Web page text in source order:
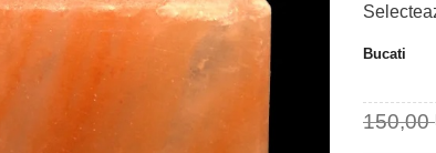
Bucati
150,00